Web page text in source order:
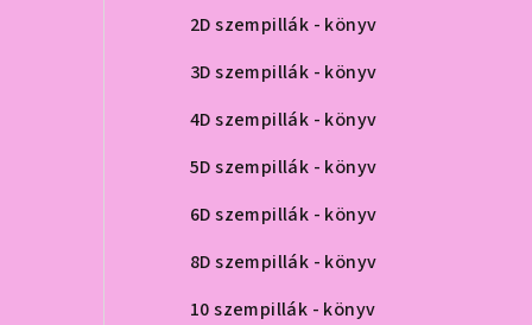
2D szempillák - könyv
3D szempillák - könyv
4D szempillák - könyv
5D szempillák - könyv
6D szempillák - könyv
8D szempillák - könyv
10 szempillák - könyv